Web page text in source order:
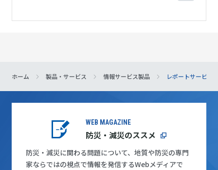
ホーム 製品・サービス 情報サービス製品 レポートサービス
WEB MAGAZINE
防災・減災のススメ
防災・減災に関わる問題について、地質や防災の専門
家ならではの視点で情報を発信するWebメディアで